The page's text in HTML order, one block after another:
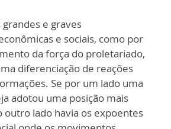
e graves
e sociais, como por
da força do proletariado,
diferenciação de reações
Se por um lado uma
adotou uma posição mais
outro lado havia os expoentes